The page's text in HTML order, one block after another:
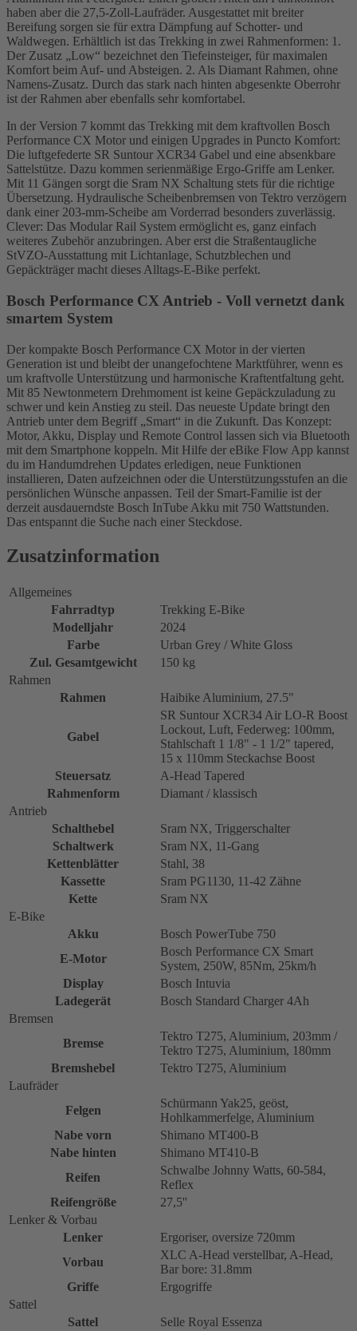
haben aber die 27,5-Zoll-Laufräder. Ausgestattet mit breiter
Bereifung sorgen sie für extra Dämpfung auf Schotter- und
Waldwegen. Erhältlich ist das Trekking in zwei Rahmenformen: 1.
Der Zusatz „Low“ bezeichnet den Tiefeinsteiger, für maximalen
Komfort beim Auf- und Absteigen. 2. Als Diamant Rahmen, ohne
Namens-Zusatz. Durch das stark nach hinten abgesenkte Oberrohr
ist der Rahmen aber ebenfalls sehr komfortabel.
In der Version 7 kommt das Trekking mit dem kraftvollen Bosch
Performance CX Motor und einigen Upgrades in Puncto Komfort:
Die luftgefederte SR Suntour XCR34 Gabel und eine absenkbare
Sattelstütze. Dazu kommen serienmäßige Ergo-Griffe am Lenker.
Mit 11 Gängen sorgt die Sram NX Schaltung stets für die richtige
Übersetzung. Hydraulische Scheibenbremsen von Tektro verzögern
dank einer 203-mm-Scheibe am Vorderrad besonders zuverlässig.
Clever: Das Modular Rail System ermöglicht es, ganz einfach
weiteres Zubehör anzubringen. Aber erst die Straßentaugliche
StVZO-Ausstattung mit Lichtanlage, Schutzblechen und
Gepäckträger macht dieses Alltags-E-Bike perfekt.
Bosch Performance CX Antrieb - Voll vernetzt dank
smartem System
Der kompakte Bosch Performance CX Motor in der vierten
Generation ist und bleibt der unangefochtene Marktführer, wenn es
um kraftvolle Unterstützung und harmonische Kraftentfaltung geht.
Mit 85 Newtonmetern Drehmoment ist keine Gepäckzuladung zu
schwer und kein Anstieg zu steil. Das neueste Update bringt den
Antrieb unter dem Begriff „Smart“ in die Zukunft. Das Konzept:
Motor, Akku, Display und Remote Control lassen sich via Bluetooth
mit dem Smartphone koppeln. Mit Hilfe der eBike Flow App kannst
du im Handumdrehen Updates erledigen, neue Funktionen
installieren, Daten aufzeichnen oder die Unterstützungsstufen an die
persönlichen Wünsche anpassen. Teil der Smart-Familie ist der
derzeit ausdauerndste Bosch InTube Akku mit 750 Wattstunden.
Das entspannt die Suche nach einer Steckdose.
Zusatzinformation
Allgemeines
Fahrradtyp
Trekking E-Bike
Modelljahr
2024
Farbe
Urban Grey / White Gloss
Zul. Gesamtgewicht
150 kg
Rahmen
Rahmen
Haibike Aluminium, 27.5"
Gabel
SR Suntour XCR34 Air LO-R Boost
Lockout, Luft, Federweg: 100mm,
Stahlschaft 1 1/8" - 1 1/2" tapered,
15 x 110mm Steckachse Boost
Steuersatz
A-Head Tapered
Rahmenform
Diamant / klassisch
Antrieb
Schalthebel
Sram NX, Triggerschalter
Schaltwerk
Sram NX, 11-Gang
Kettenblätter
Stahl, 38
Kassette
Sram PG1130, 11-42 Zähne
Kette
Sram NX
E-Bike
Akku
Bosch PowerTube 750
E-Motor
Bosch Performance CX Smart
System, 250W, 85Nm, 25km/h
Display
Bosch Intuvia
Ladegerät
Bosch Standard Charger 4Ah
Bremsen
Bremse
Tektro T275, Aluminium, 203mm /
Tektro T275, Aluminium, 180mm
Bremshebel
Tektro T275, Aluminium
Laufräder
Felgen
Schürmann Yak25, geöst,
Hohlkammerfelge, Aluminium
Nabe vorn
Shimano MT400-B
Nabe hinten
Shimano MT410-B
Reifen
Schwalbe Johnny Watts, 60-584,
Reflex
Reifengröße
27,5''
Lenker & Vorbau
Lenker
Ergoriser, oversize 720mm
Vorbau
XLC A-Head verstellbar, A-Head,
Bar bore: 31.8mm
Griffe
Ergogriffe
Sattel
Sattel
Selle Royal Essenza